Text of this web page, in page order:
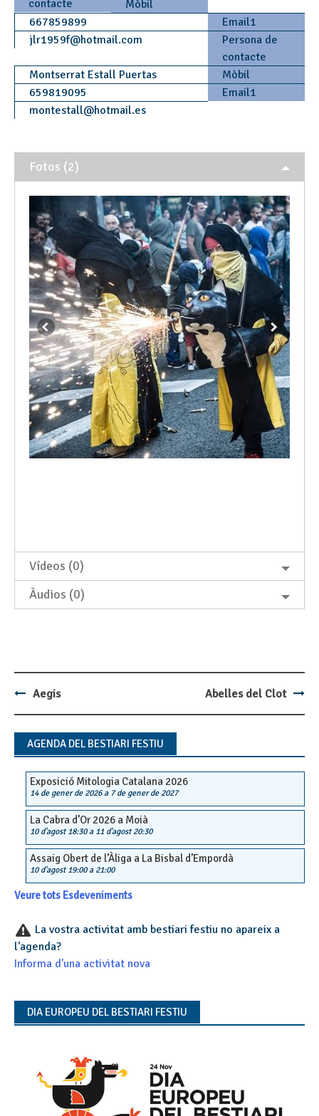
contacte
Mòbil
667859899
Email1
jlr1959f@hotmail.com
Persona de
contacte
Montserrat Estall Puertas
Mòbil
659819095
Email1
montestall@hotmail.es
Fotos (2)
Vídeos (0)
Àudios (0)
Post
navigation
Aegis Abelles del Clot
AGENDA DEL BESTIARI FESTIU
Exposició Mitologia Catalana 2026
14 de gener de 2026a 7 de gener de 2027
La Cabra d’Or 2026 a Moià
10 d'agost 18:30a 11 d'agost 20:30
Assaig Obert de l’Àliga a La Bisbal d’Empordà
10 d'agost 19:00a 21:00
Veure tots Esdeveniments
La vostra activitat amb bestiari festiu no apareix a
l'agenda?
Informa d'una activitat nova
DIA EUROPEU DEL BESTIARI FESTIU